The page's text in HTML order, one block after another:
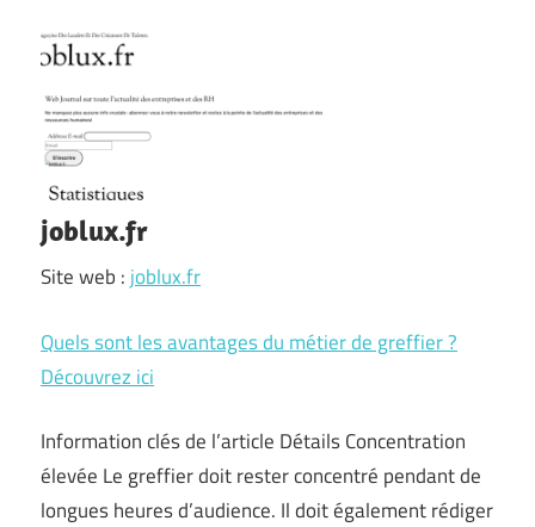
joblux.fr
Site web : joblux.fr
Quels sont les avantages du métier de greffier ?
Découvrez ici
Information clés de l’article Détails Concentration
élevée Le greffier doit rester concentré pendant de
longues heures d’audience. Il doit également rédiger